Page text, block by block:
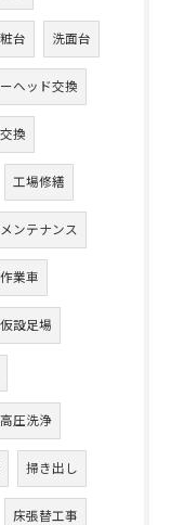
台 洗面台
ヘッド交換
換
工場修繕
メンテナンス
業車
仮設足場
高圧洗浄
掃き出し
床張替工事